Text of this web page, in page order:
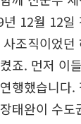
12월 12일
조직이었던
죠. 먼저 이
행했습니다.
태완이 수도